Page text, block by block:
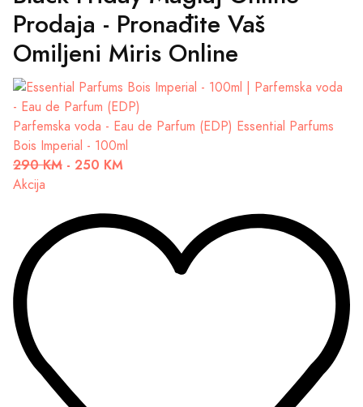
Prodaja - Pronađite Vaš
Omiljeni Miris Online
Parfemska voda - Eau de Parfum (EDP) Essential Parfums
Bois Imperial - 100ml
290 KM - 250 KM
Akcija